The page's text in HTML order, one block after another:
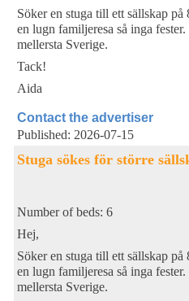
Söker en stuga till ett sällskap
en lugn familjeresa så inga
mellersta Sverige.
Tack!
Aida
Contact the advertiser
Published: 2026-07-15
Stuga sökes för större
Number of beds: 6
Hej,
Söker en stuga till ett sällskap
en lugn familjeresa så inga
mellersta Sverige.